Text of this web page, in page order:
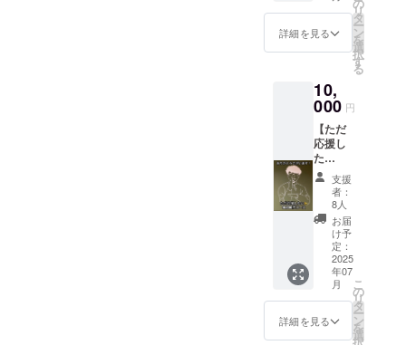
有効期
2025年
7月5
7月5
日 1日
限り
リター
ンを選
択でき
受付に
て待ち
時間が
少なく
ご案内
できま
す。 ・
受付時
にドリ
ンクチ
ケット
をお渡
しいた
します
ので、
フにク
ラウド
す。 な
お、会
方に
は、プ
ロジェ
クト終
了後に
感謝の
メール
（また
は動
画）を
送りま
す。さ
さやか
ではあ
ります
が、応
援して
い！」
という
お気持
ちでご
さる方
向けで
す。心
からの
感謝を
込め
て、活
動を前
に進め
させて
頂きま
す。 あ
りがと
うござ
いま
す。 な
お、会
詳細を見る
リ
タ
ー
ン
を
選
択
す
る
10,
000 円
【ただ
応援し
た
い！】
このプ
ランは
ただ、
プロ
ジェク
トを
「応援
した
い！」
という
お気持
支援
者：
8人
お届
け予
定：
2025
年07
月
詳細を見る
こ
の
リ
タ
ー
ン
を
選